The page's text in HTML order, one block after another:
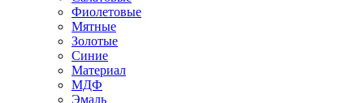
Фиолетовые
Мятные
Золотые
Синие
Материал
МДФ
Эмаль